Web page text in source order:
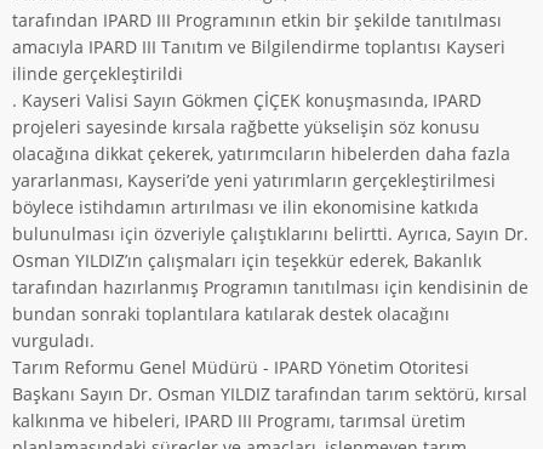
tarafından IPARD III Programının etkin bir şekilde tanıtılması
amacıyla IPARD III Tanıtım ve Bilgilendirme toplantısı Kayseri
ilinde gerçekleştirildi
. Kayseri Valisi Sayın Gökmen ÇİÇEK konuşmasında, IPARD
projeleri sayesinde kırsala rağbette yükselişin söz konusu
olacağına dikkat çekerek, yatırımcıların hibelerden daha fazla
yararlanması, Kayseri’de yeni yatırımların gerçekleştirilmesi
böylece istihdamın artırılması ve ilin ekonomisine katkıda
bulunulması için özveriyle çalıştıklarını belirtti. Ayrıca, Sayın Dr.
Osman YILDIZ’ın çalışmaları için teşekkür ederek, Bakanlık
tarafından hazırlanmış Programın tanıtılması için kendisinin de
bundan sonraki toplantılara katılarak destek olacağını
vurguladı.
Tarım Reformu Genel Müdürü - IPARD Yönetim Otoritesi
Başkanı Sayın Dr. Osman YILDIZ tarafından tarım sektörü, kırsal
kalkınma ve hibeleri, IPARD III Programı, tarımsal üretim